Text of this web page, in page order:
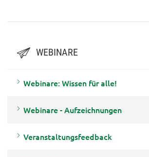
WEBINARE
Webinare: Wissen für alle!
Webinare - Aufzeichnungen
Veranstaltungsfeedback